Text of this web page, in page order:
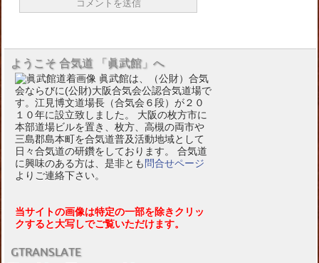
ようこそ 合気道 「眞武館」へ
眞武館は、（公財）合気
会ならびに(公財)大阪合気会公認合気道場で
す。江見博文道場長（合気会６段）が２０
１０年に設立致しました。 大阪の枚方市に
本部道場ビルを置き、枚方、高槻の両市や
三島郡島本町を合気道普及活動地域として
日々合気道の研鑽をしております。 合気道
に興味のある方は、是非とも 問合せページ
よりご連絡下さい。
当サイトの画像は特定の一部を除きクリッ
クすると大写しでご覧いただけます。
GTRANSLATE